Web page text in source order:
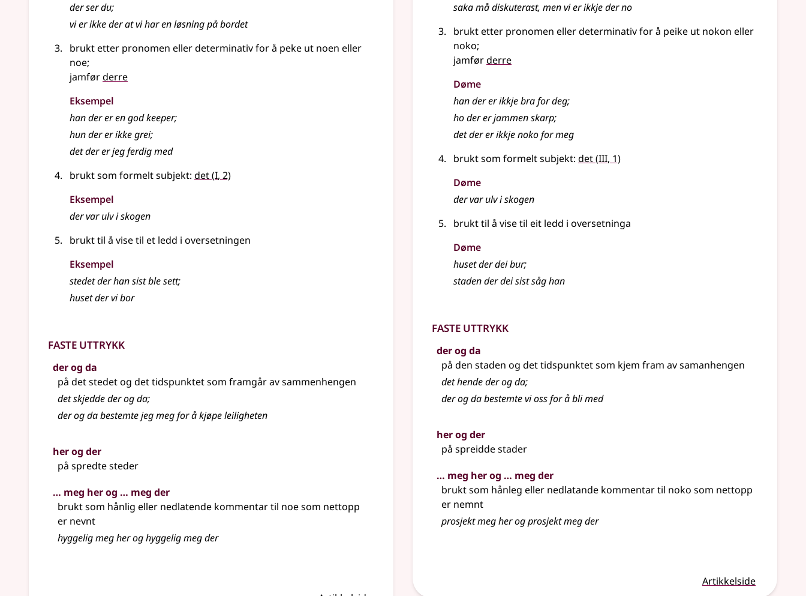
derser du;
vi er ikke der at vi har en løsning på bordet
brukt etter pronomen eller determinativ for å peke ut noen eller
noe;
jamførderre
Eksempel
han der er en god keeper;
hun der er ikke grei;
det der er jeg ferdig med
brukt som formelt subjekt: det(1
I, 2)
Eksempel
dervar ulv i skogen
brukt til å vise til et ledd i oversetningen
Eksempel
stedetderhan sist ble sett;
husetdervi bor
Faste uttrykk
der og da
på det stedet og det tidspunktet som framgår av sammenhengen
det skjedde der og da;
der og da bestemte jeg meg for å kjøpe leiligheten
her og der
på spredte steder
… meg her og … meg der
brukt som hånlig eller nedlatende kommentar til noe som nettopp
er nevnt
hyggelig megherog hyggelig meg der
saka må diskuterast, men vi er ikkje der no
brukt etter pronomen eller determinativ for å peike ut nokon eller
noko;
jamførderre
Døme
han der er ikkje bra for deg;
ho der er jammen skarp;
det der er ikkje noko for meg
brukt som formeltsubjekt: det(3
III, 1)
Døme
der var ulv i skogen
brukt til å vise til eit ledd i oversetninga
Døme
huset der dei bur;
staden der dei sist såg han
Faste uttrykk
der og da
på den staden og det tidspunktet som kjem fram av samanhengen
det hende der og da;
der og da bestemte vi oss for å bli med
her og der
på spreidde stader
… meg her og … meg der
brukt som hånleg eller nedlatande kommentar til noko som nettopp
er nemnt
prosjekt meg her og prosjekt meg der
Artikkelside